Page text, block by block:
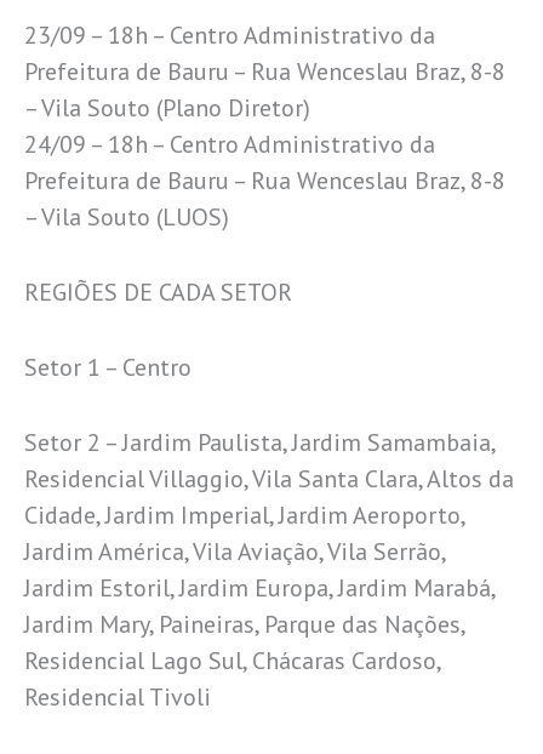
23/09 – 18h – Centro Administrativo da
Prefeitura de Bauru – Rua Wenceslau Braz, 8-8
– Vila Souto (Plano Diretor)
24/09 – 18h – Centro Administrativo da
Prefeitura de Bauru – Rua Wenceslau Braz, 8-8
– Vila Souto (LUOS)
REGIÕES DE CADA SETOR
Setor 1 – Centro
Setor 2 – Jardim Paulista, Jardim Samambaia,
Residencial Villaggio, Vila Santa Clara, Altos da
Cidade, Jardim Imperial, Jardim Aeroporto,
Jardim América, Vila Aviação, Vila Serrão,
Jardim Estoril, Jardim Europa, Jardim Marabá,
Jardim Mary, Paineiras, Parque das Nações,
Residencial Lago Sul, Chácaras Cardoso,
Residencial Tivoli